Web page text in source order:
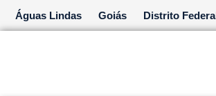
para
Águas Lindas Goiás Distrito